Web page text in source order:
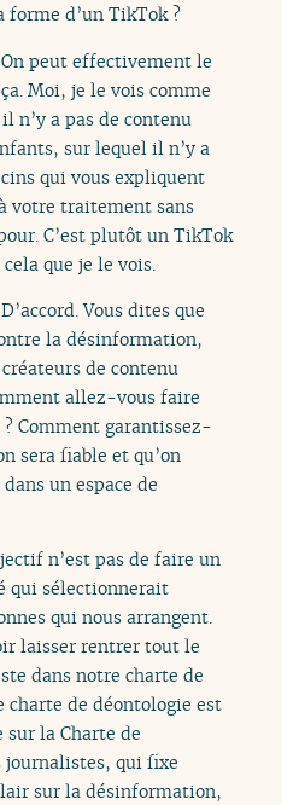
forme d’un TikTok ?
On peut effectivement le
Moi, je le vois comme
n’y a pas de contenu
sur lequel il n’y a
qui vous expliquent
votre traitement sans
C’est plutôt un TikTok
que je le vois.
D’accord. Vous dites que
la désinformation,
de contenu
allez-vous faire
Comment garantissez-
sera fiable et qu’on
un espace de
n’est pas de faire un
qui sélectionnerait
qui nous arrangent.
laisser rentrer tout le
dans notre charte de
charte de déontologie est
sur la Charte de
journalistes, qui fixe
sur la désinformation,